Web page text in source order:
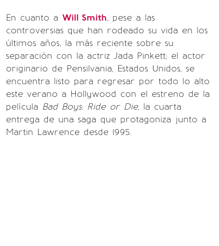
En cuanto a Will Smith, pese a las
controversias que han rodeado su vida en los
últimos años, la más reciente sobre su
separación con la actriz Jada Pinkett; el actor
originario de Pensilvania, Estados Unidos, se
encuentra listo para regresar por todo lo alto
este verano a Hollywood con el estreno de la
película Bad Boys: Ride or Die, la cuarta
entrega de una saga que protagoniza junto a
Martin Lawrence desde 1995.